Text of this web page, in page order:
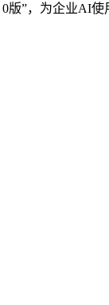
”，为企业AI使